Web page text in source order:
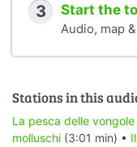
3 Start the
Audio, map
Stations in this
La pesca delle vongole
molluschi (3:01 min) •